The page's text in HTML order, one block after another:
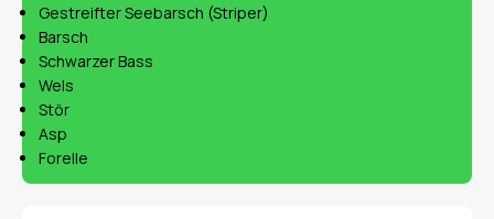
Gestreifter Seebarsch (Striper)
Barsch
Schwarzer Bass
Wels
Stör
Asp
Forelle